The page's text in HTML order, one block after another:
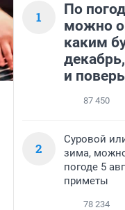
1
По
можно
каким
и
87 450
2
Суровой
зима,
погоде 5
приметы
78 234